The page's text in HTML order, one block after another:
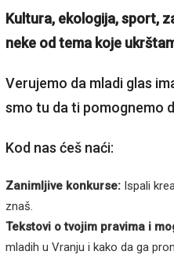
Kultura, ekologija, sport,
neke od tema koje
Verujemo da mladi glas
smo tu da ti pomognemo
Kod nas ćeš naći:
Zanimljive konkurse:Ispali
znaš.
Tekstovi o tvojim pravima i
mladih u Vranju i kako da ga